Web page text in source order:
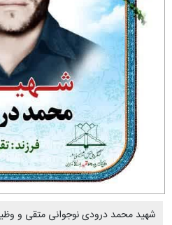
شهید محمد درودی نوجوانی متقی و